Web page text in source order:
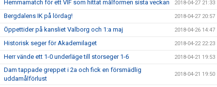
Hemmamatch för ett VIF som hittat målformen sista veckan 2018-04-27 21:33
Bergdalens IK på lördag! 2018-04-27 20:57
Öppettider på kansliet Valborg och 1:a maj 2018-04-26 14:47
Historisk seger för Akademilaget 2018-04-22 22:23
Herr vände ett 1-0 underläge till storseger 1-6 2018-04-21 19:53
Dam tappade greppet i 2a och fick en försmädlig
uddamålförlust
2018-04-21 19:50